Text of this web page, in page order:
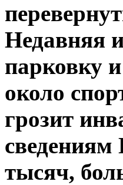
Недавняя
парковку
около
грозит
тысяч,